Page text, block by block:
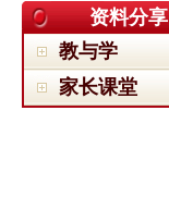
资料分享
教与学
家长课堂